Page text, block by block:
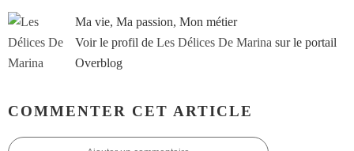
Ma vie, Ma passion, Mon métier
Voir le profil de Les Délices De Marina sur le portail
Overblog
COMMENTER CET ARTICLE